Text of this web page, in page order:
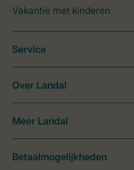
Vakantie met kinderen
Service
Over Landal
Meer Landal
Betaalmogelijkheden